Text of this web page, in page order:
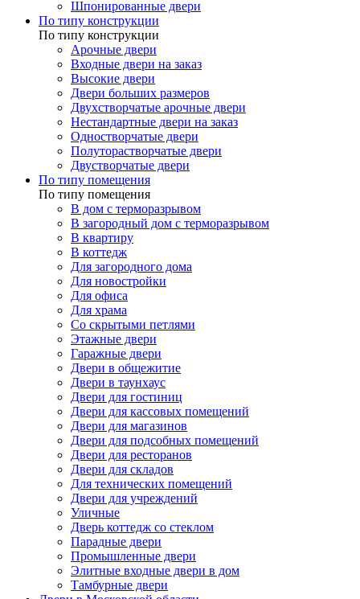
Шпонированные двери
По типу конструкции
По типу конструкции
Арочные двери
Входные двери на заказ
Высокие двери
Двери больших размеров
Двухстворчатые арочные двери
Нестандартные двери на заказ
Одностворчатые двери
Полуторастворчатые двери
Двустворчатые двери
По типу помещения
По типу помещения
В дом с терморазрывом
В загородный дом с терморазрывом
В квартиру
В коттедж
Для загородного дома
Для новостройки
Для офиса
Для храма
Со скрытыми петлями
Этажные двери
Гаражные двери
Двери в общежитие
Двери в таунхаус
Двери для гостиниц
Двери для кассовых помещений
Двери для магазинов
Двери для подсобных помещений
Двери для ресторанов
Двери для складов
Для технических помещений
Двери для учреждений
Уличные
Дверь коттедж со стеклом
Парадные двери
Промышленные двери
Элитные входные двери в дом
Тамбурные двери